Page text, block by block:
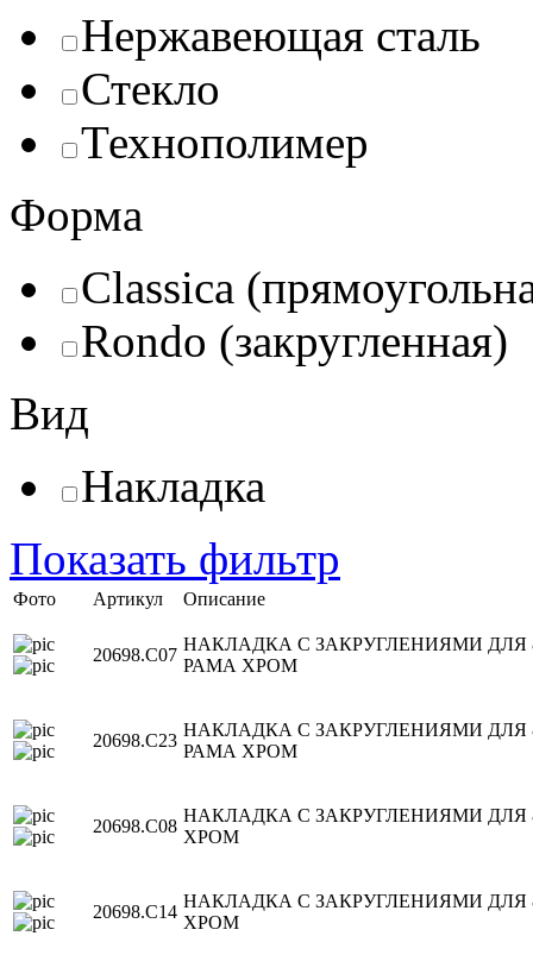
Нержавеющая сталь
Стекло
Технополимер
Форма
Classica
Rondo (закругленная)
Вид
Накладка
Показать фильтр
Фото Артикул Описание
20698.C07
НАКЛАДКА С ЗАКРУГЛЕНИЯМИ
РАМА ХРОМ
20698.C23
НАКЛАДКА С ЗАКРУГЛЕНИЯМИ
РАМА ХРОМ
20698.C08
НАКЛАДКА С ЗАКРУГЛЕНИЯМИ
ХРОМ
20698.C14
НАКЛАДКА С ЗАКРУГЛЕНИЯМИ
ХРОМ